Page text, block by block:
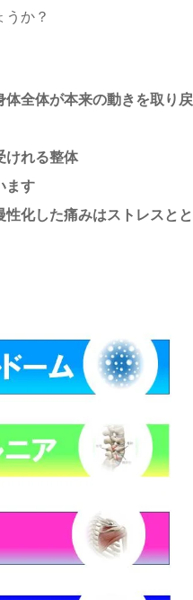
か？
体全体が本来の動きを取り戻
けれる整体
ます
性化した痛みはストレスとと